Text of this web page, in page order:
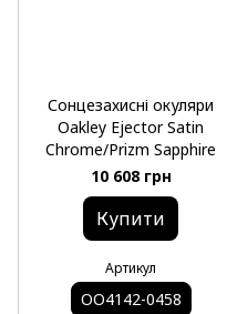
Сонцезахисні окуляри
Oakley Ejector Satin
Chrome/Prizm Sapphire
10 608 грн
Купити
Артикул
OO4142-0458